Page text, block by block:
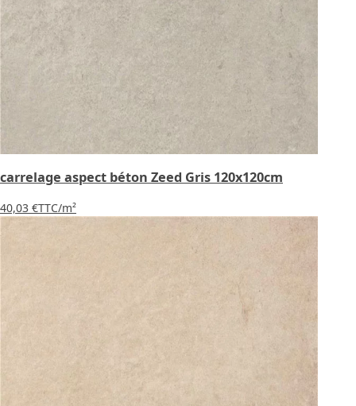
carrelage aspect béton Zeed Gris 120x120cm
40,03 €TTC/m²